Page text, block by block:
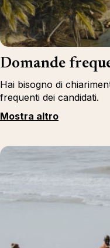
Domande
Hai bisogno di
frequenti dei candidati.
Mostra altro